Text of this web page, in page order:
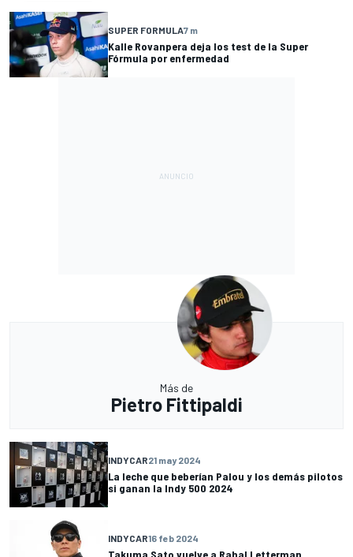
SUPER FORMULA7 m
Kalle Rovanpera deja los test de la Super
Fórmula por enfermedad
Más de
Pietro Fittipaldi
INDYCAR21 may 2024
La leche que beberían Palou y los demás pilotos
si ganan la Indy 500 2024
INDYCAR16 feb 2024